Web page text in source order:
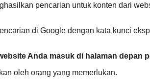
pencarian untuk konten dari
di Google dengan kata kunci
Anda masuk di halaman depan
oleh orang yang memerlukan.